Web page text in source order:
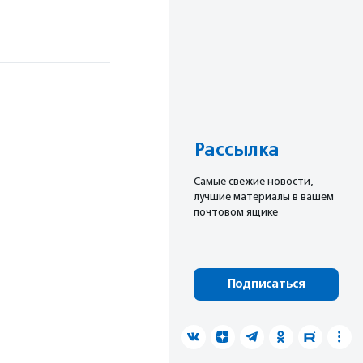
Рассылка
Cамые свежие новости,
лучшие материалы в вашем
почтовом ящике
Подписаться